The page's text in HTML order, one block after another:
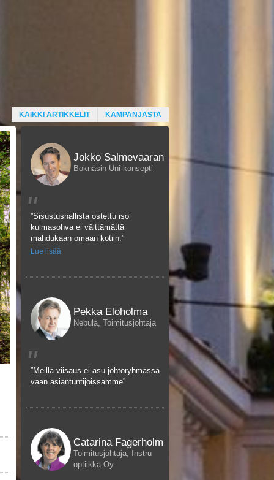
KAIKKI ARTIKKELIT KAMPANJASTA
Jokko Salmevaaran
Boknäsin Uni-konsepti
"
”Sisustushallista ostettu iso
kulmasohva ei välttämättä
mahdukaan omaan kotiin.”
Lue lisää
Pekka Eloholma
Nebula, Toimitusjohtaja
"
”Meillä viisaus ei asu johtoryhmässä
vaan asiantuntijoissamme”
Catarina Fagerholm
Toimitusjohtaja, Instru
optiikka Oy